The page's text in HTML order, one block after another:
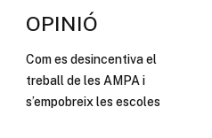
OPINIÓ
Com es desincentiva el
treball de les AMPA i
s’empobreix les escoles